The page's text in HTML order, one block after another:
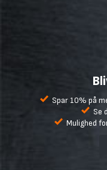
Spar 10% på
Se
Mulighed